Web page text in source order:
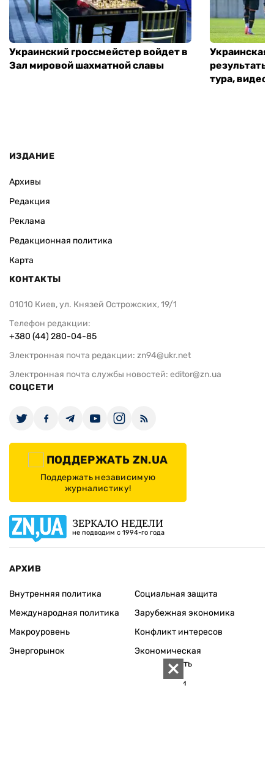
Украинский гроссмейстер войдет в
Зал мировой шахматной славы
Украинская
результаты
тура, видео
ИЗДАНИЕ
Архивы
Редакция
Реклама
Редакционная политика
Карта
КОНТАКТЫ
01010 Киев, ул. Князей Острожских, 19/1
Телефон редакции:
+380 (44) 280-04-85
Электронная почта редакции: zn94@ukr.net
Электронная почта службы новостей: editor@zn.ua
СОЦСЕТИ
ПОДДЕРЖАТЬ ZN.UA
Поддержать независимую
журналистику!
ЗЕРКАЛО НЕДЕЛИ
не подводим с 1994-го года
АРХИВ
Внутренняя политика
Международная политика
Макроуровень
Энергорынок
Социальная защита
Зарубежная экономика
Конфликт интересов
Экономическая
безопасность
Персоналии